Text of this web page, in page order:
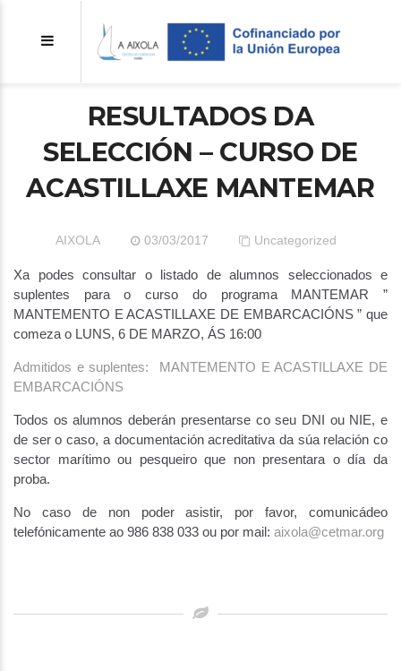
RESULTADOS DA
SELECCIÓN – CURSO DE
ACASTILLAXE MANTEMAR
AIXOLA 03/03/2017 Uncategorized
Xa podes consultar o listado de alumnos seleccionados e
suplentes para o curso do programa MANTEMAR ”
MANTEMENTO E ACASTILLAXE DE EMBARCACIÓNS ” que
comeza o LUNS, 6 DE MARZO, ÁS 16:00
Admitidos e suplentes: MANTEMENTO E ACASTILLAXE DE
EMBARCACIÓNS
Todos os alumnos deberán presentarse co seu DNI ou NIE, e
de ser o caso, a documentación acreditativa da súa relación co
sector marítimo ou pesqueiro que non presentara o día da
proba.
No caso de non poder asistir, por favor, comunicádeo
telefónicamente ao 986 838 033 ou por mail: aixola@cetmar.org